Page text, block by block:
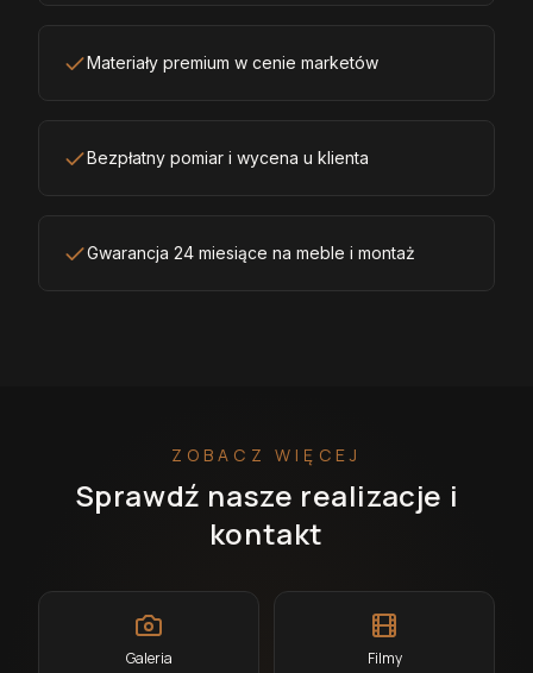
Materiały premium w cenie marketów
Bezpłatny pomiar i wycena u klienta
Gwarancja 24 miesiące na meble i montaż
ZOBACZ WIĘCEJ
Sprawdź nasze realizacje i
kontakt
Galeria Filmy